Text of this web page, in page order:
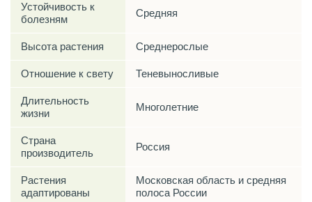
Устойчивость к
болезням
Средняя
Высота растения Среднерослые
Отношение к свету Теневыносливые
Длительность
жизни
Многолетние
Страна
производитель
Россия
Растения
адаптированы
Московская область и средняя
полоса России